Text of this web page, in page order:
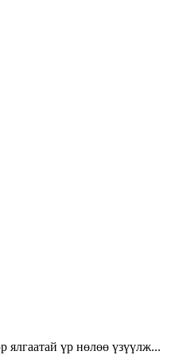
үр нөлөө үзүүлж...